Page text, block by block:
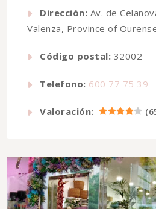
Dirección: Av. de
Valenza, Province of
Código postal: 32002
Telefono: 600 77 75 39
Valoración: (